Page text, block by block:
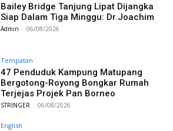
Bailey Bridge Tanjung Lipat Dijangka
Siap Dalam Tiga Minggu: Dr.Joachim
Admin - 06/08/2026
Tempatan
47 Penduduk Kampung Matupang
Bergotong-Royong Bongkar Rumah
Terjejas Projek Pan Borneo
STRINGER - 06/08/2026
English